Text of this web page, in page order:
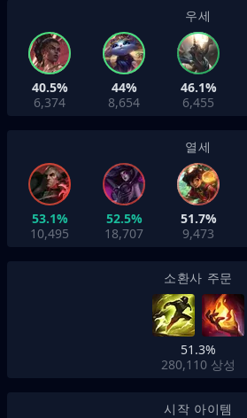
우세
40.5%
6,374
44%
8,654
46.1%
6,455
열세
53.1%
10,495
52.5%
18,707
51.7%
9,473
소환사 주문
51.3%
280,110 상성
시작 아이템